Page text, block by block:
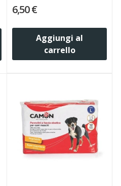
6,50 €
Aggiungi al
carrello